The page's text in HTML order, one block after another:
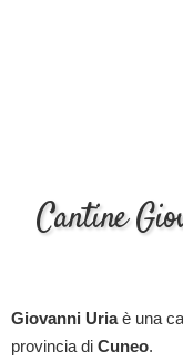
Cantine
Giovanni Uriaè una
provincia di Cuneo.